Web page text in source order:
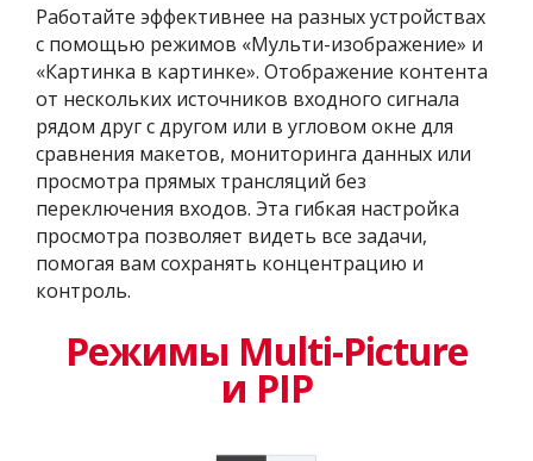
Работайте эффективнее на разных устройствах
с помощью режимов «Мульти-изображение» и
«Картинка в картинке». Отображение контента
от нескольких источников входного сигнала
рядом друг с другом или в угловом окне для
сравнения макетов, мониторинга данных или
просмотра прямых трансляций без
переключения входов. Эта гибкая настройка
просмотра позволяет видеть все задачи,
помогая вам сохранять концентрацию и
контроль.
Режимы Multi-Picture
и PIP